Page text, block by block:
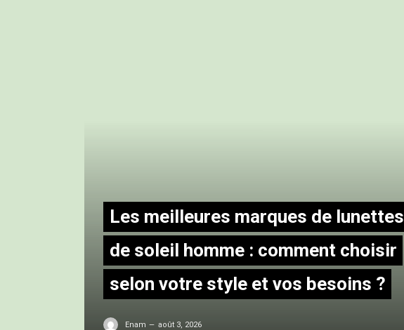
Les meilleures marques de lunettes
de soleil homme : comment choisir
selon votre style et vos besoins ?
Enam août 3, 2026